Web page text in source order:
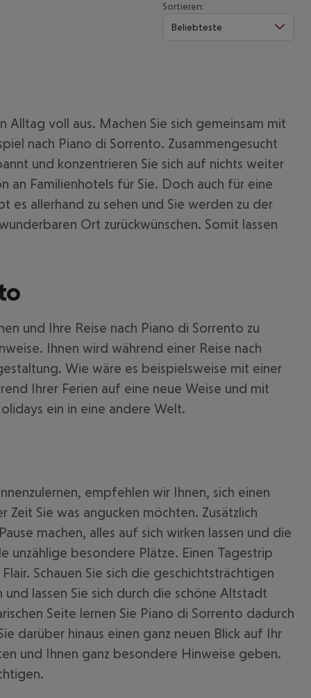
Sortieren:
Beliebteste
Alltag voll aus. Machen Sie sich gemeinsam mit
nach Piano di Sorrento. Zusammengesucht
und konzentrieren Sie sich auf nichts weiter
an Familienhotels für Sie. Doch auch für eine
allerhand zu sehen und Sie werden zu der
Ort zurückwünschen. Somit lassen
und Ihre Reise nach Piano di Sorrento zu
Ihnen wird während einer Reise nach
Wie wäre es beispielsweise mit einer
Ihrer Ferien auf eine neue Weise und mit
ein in eine andere Welt.
empfehlen wir Ihnen, sich einen
Sie was angucken möchten. Zusätzlich
machen, alles auf sich wirken lassen und die
unzählige besondere Plätze. Einen Tagestrip
Schauen Sie sich die geschichtsträchtigen
lassen Sie sich durch die schöne Altstadt
Seite lernen Sie Piano di Sorrento dadurch
darüber hinaus einen ganz neuen Blick auf Ihr
und Ihnen ganz besondere Hinweise geben.